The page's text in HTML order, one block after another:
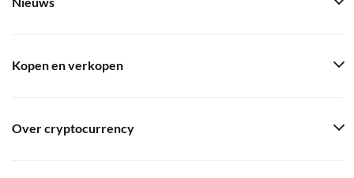
Kopen en verkopen
Over cryptocurrency